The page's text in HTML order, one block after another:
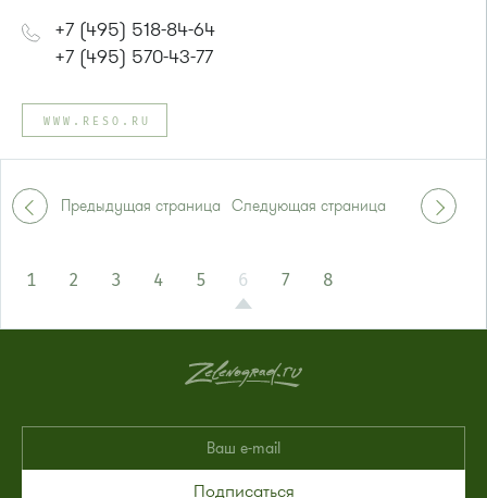
+7 (495) 518-84-64
+7 (495) 570-43-77
WWW.RESO.RU
Предыдущая страница Следующая страница
1 2 3 4 5 6 7 8
Подписаться